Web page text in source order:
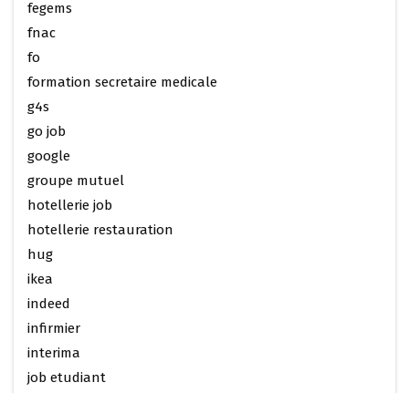
fegems
fnac
fo
formation secretaire medicale
g4s
go job
google
groupe mutuel
hotellerie job
hotellerie restauration
hug
ikea
indeed
infirmier
interima
job etudiant